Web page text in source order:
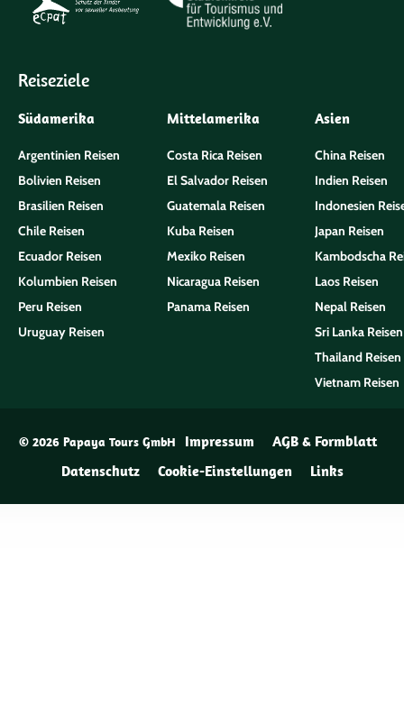
Reiseziele
Südamerika
Argentinien Reisen
Bolivien Reisen
Brasilien Reisen
Chile Reisen
Ecuador Reisen
Kolumbien Reisen
Peru Reisen
Uruguay Reisen
Mittelamerika
Costa Rica Reisen
El Salvador Reisen
Guatemala Reisen
Kuba Reisen
Mexiko Reisen
Nicaragua Reisen
Panama Reisen
Asien
China Reisen
Indien Reisen
Indonesien
Japan Reisen
Kambodscha
Laos Reisen
Nepal Reisen
Sri Lanka Reisen
Thailand Reisen
Vietnam Reisen
© 2026 Papaya Tours GmbH Impressum
AGB & Formblatt
Datenschutz
Cookie-Einstellungen Links